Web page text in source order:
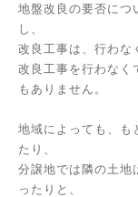
地盤改良の要否につ
し、
改良工事は、行わな
改良工事を行わなく
もありません。
地域によっても、も
たり、
分譲地では隣の土地
ったりと、